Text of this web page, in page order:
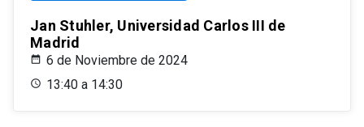
Jan Stuhler, Universidad Carlos III de
Madrid
6 de Noviembre de 2024
13:40 a 14:30